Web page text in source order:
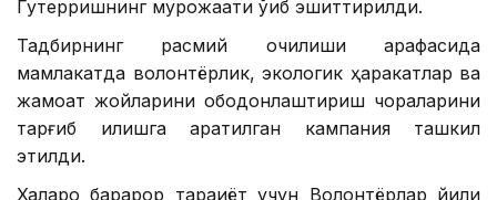
Гутерришнинг мурожаати ўқиб эшиттирилди.
Тадбирнинг расмий очилиши арафасида
мамлакатда волонтёрлик, экологик ҳаракатлар ва
жамоат жойларини ободонлаштириш чораларини
тарғиб қилишга қаратилган кампания ташкил
этилди.
Халқаро барқарор тараққиёт учун Волонтёрлар йили